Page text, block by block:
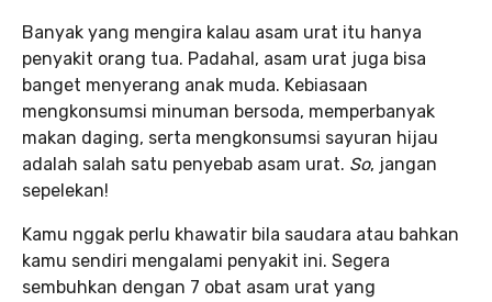
Banyak yang mengira kalau asam urat itu hanya
penyakit orang tua. Padahal, asam urat juga bisa
banget menyerang anak muda. Kebiasaan
mengkonsumsi minuman bersoda, memperbanyak
makan daging, serta mengkonsumsi sayuran hijau
adalah salah satu penyebab asam urat. So, jangan
sepelekan!
Kamu nggak perlu khawatir bila saudara atau bahkan
kamu sendiri mengalami penyakit ini. Segera
sembuhkan dengan 7 obat asam urat yang